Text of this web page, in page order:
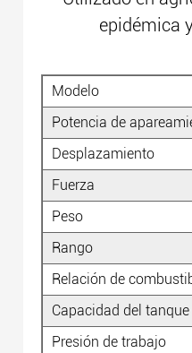
epidémica
Modelo
Potencia de
Desplazamiento
Fuerza
Peso
Rango
Relación de
Capacidad del tanque
Presión de trabajo